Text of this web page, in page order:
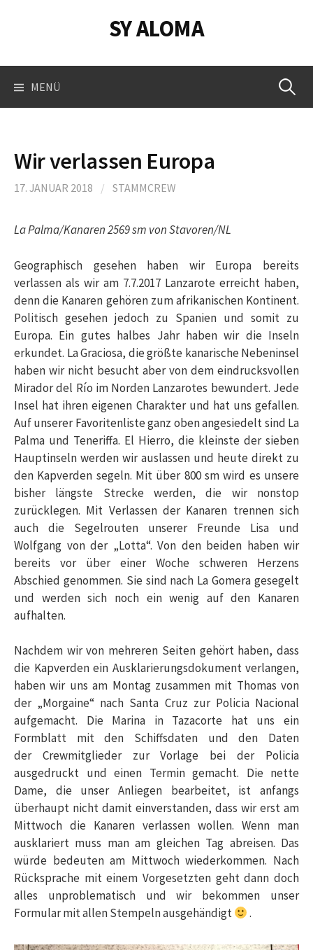
SY ALOMA
MENÜ Suchen
Wir verlassen Europa
17. JANUAR 2018 / STAMMCREW
La Palma/Kanaren 2569 sm von Stavoren/NL
Geographisch gesehen haben wir Europa bereits
verlassen als wir am 7.7.2017 Lanzarote erreicht haben,
denn die Kanaren gehören zum afrikanischen Kontinent.
Politisch gesehen jedoch zu Spanien und somit zu
Europa. Ein gutes halbes Jahr haben wir die Inseln
erkundet. La Graciosa, die größte kanarische Nebeninsel
haben wir nicht besucht aber von dem eindrucksvollen
Mirador del Río im Norden Lanzarotes bewundert. Jede
Insel hat ihren eigenen Charakter und hat uns gefallen.
Auf unserer Favoritenliste ganz oben angesiedelt sind La
Palma und Teneriffa. El Hierro, die kleinste der sieben
Hauptinseln werden wir auslassen und heute direkt zu
den Kapverden segeln. Mit über 800 sm wird es unsere
bisher längste Strecke werden, die wir nonstop
zurücklegen. Mit Verlassen der Kanaren trennen sich
auch die Segelrouten unserer Freunde Lisa und
Wolfgang von der „Lotta“. Von den beiden haben wir
bereits vor über einer Woche schweren Herzens
Abschied genommen. Sie sind nach La Gomera gesegelt
und werden sich noch ein wenig auf den Kanaren
aufhalten.
Nachdem wir von mehreren Seiten gehört haben, dass
die Kapverden ein Ausklarierungsdokument verlangen,
haben wir uns am Montag zusammen mit Thomas von
der „Morgaine“ nach Santa Cruz zur Policia Nacional
aufgemacht. Die Marina in Tazacorte hat uns ein
Formblatt mit den Schiffsdaten und den Daten
der Crewmitglieder zur Vorlage bei der Policia
ausgedruckt und einen Termin gemacht. Die nette
Dame, die unser Anliegen bearbeitet, ist anfangs
überhaupt nicht damit einverstanden, dass wir erst am
Mittwoch die Kanaren verlassen wollen. Wenn man
ausklariert muss man am gleichen Tag abreisen. Das
würde bedeuten am Mittwoch wiederkommen. Nach
Rücksprache mit einem Vorgesetzten geht dann doch
alles unproblematisch und wir bekommen unser
Formular mit allen Stempeln ausgehändigt
.